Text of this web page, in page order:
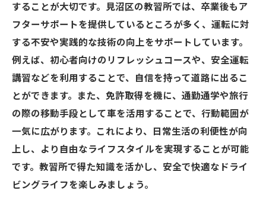
することが大切です。見沼区の教習所では、卒業後もア
フターサポートを提供しているところが多く、運転に対
する不安や実践的な技術の向上をサポートしています。
例えば、初心者向けのリフレッシュコースや、安全運転
講習などを利用することで、自信を持って道路に出るこ
とができます。また、免許取得を機に、通勤通学や旅行
の際の移動手段として車を活用することで、行動範囲が
一気に広がります。これにより、日常生活の利便性が向
上し、より自由なライフスタイルを実現することが可能
です。教習所で得た知識を活かし、安全で快適なドライ
ビングライフを楽しみましょう。